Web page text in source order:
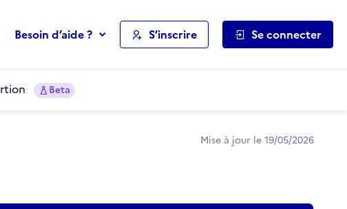
Besoin d’aide ? S’inscrire Se connecter
Beta
Mise à jour le 19/05/2026